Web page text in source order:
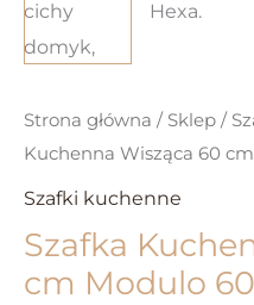
Strona główna / Sklep /
Kuchenna Wisząca 60
Szafki kuchenne
Szafka
cm Modulo 60